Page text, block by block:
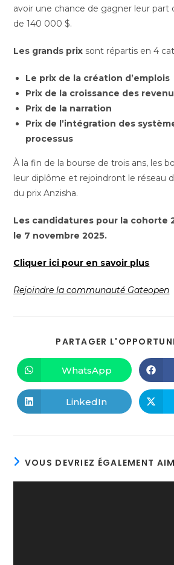
avoir une chance de gagner leur part
de 140 000 $.
Les grands prix sont répartis en 4
Le prix de la création d’emplois
Prix de la croissance des
Prix de la narration
Prix de l’intégration des
processus
À la fin de la bourse de trois ans, les
leur diplôme et rejoindront le réseau
du prix Anzisha.
Les candidatures pour la cohorte
le 7 novembre 2025.
Cliquer ici pour en savoir plus
Rejoindre la communauté Gateopen
PARTAGER
WhatsApp
LinkedIn
VOUS DEVRIEZ ÉGALEMENT